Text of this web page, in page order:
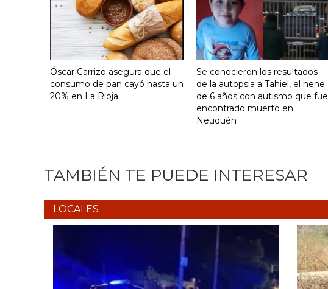
Óscar Carrizo asegura que el
consumo de pan cayó hasta un
20% en La Rioja
Se conocieron los resultados
de la autopsia a Tahiel, el nene
de 6 años con autismo que fue
encontrado muerto en
Neuquén
TAMBIÉN TE PUEDE INTERESAR
LOCALES